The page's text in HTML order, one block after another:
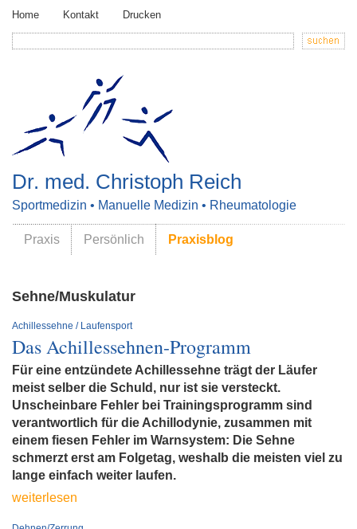
Home Kontakt Drucken
Dr. med. Christoph Reich
Sportmedizin • Manuelle Medizin • Rheumatologie
Praxis Persönlich Praxisblog
Sehne/Muskulatur
Achillessehne / Laufensport
Das Achillessehnen-Programm
Für eine entzündete Achillessehne trägt der Läufer
meist selber die Schuld, nur ist sie versteckt.
Unscheinbare Fehler bei Trainingsprogramm sind
verantwortlich für die Achillodynie, zusammen mit
einem fiesen Fehler im Warnsystem: Die Sehne
schmerzt erst am Folgetag, weshalb die meisten viel zu
lange einfach weiter laufen.
weiterlesen